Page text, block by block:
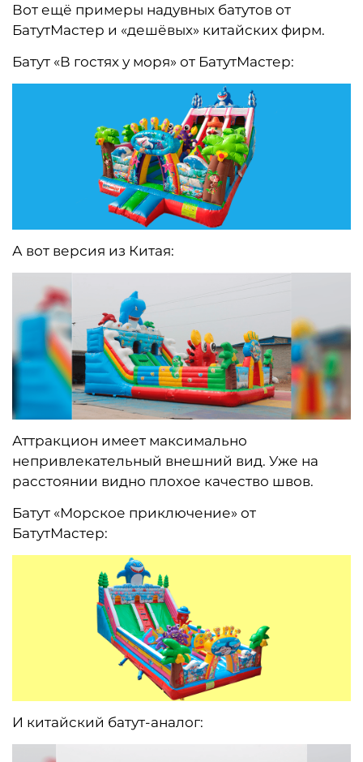
Вот ещё примеры надувных батутов от
БатутМастер и «дешёвых» китайских фирм.
Батут «В гостях у моря» от БатутМастер:
А вот версия из Китая:
Аттракцион имеет максимально
непривлекательный внешний вид. Уже на
расстоянии видно плохое качество швов.
Батут «Морское приключение» от
БатутМастер:
И китайский батут-аналог: